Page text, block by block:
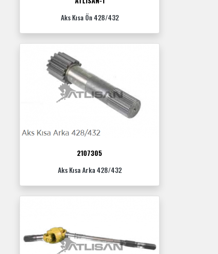
Aks Kısa Ön 428/432
2107305
Aks Kısa Arka 428/432